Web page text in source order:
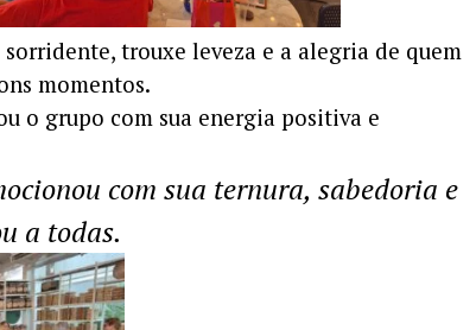
sorridente, trouxe leveza e a alegria de quem
momentos.
o grupo com sua energia positiva e
com sua ternura, sabedoria e
a todas.